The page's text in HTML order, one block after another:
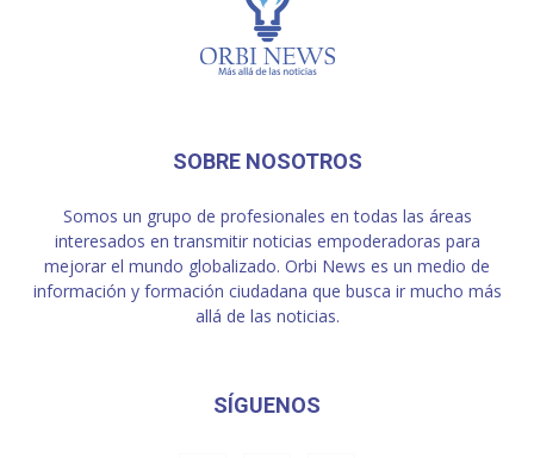
SOBRE NOSOTROS
Somos un grupo de profesionales en todas las áreas
interesados en transmitir noticias empoderadoras para
mejorar el mundo globalizado. Orbi News es un medio de
información y formación ciudadana que busca ir mucho más
allá de las noticias.
SÍGUENOS